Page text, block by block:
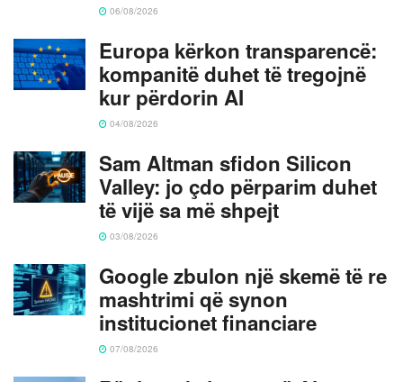
06/08/2026
Europa kërkon transparencë:
kompanitë duhet të tregojnë
kur përdorin AI
04/08/2026
Sam Altman sfidon Silicon
Valley: jo çdo përparim duhet
të vijë sa më shpejt
03/08/2026
Google zbulon një skemë të re
mashtrimi që synon
institucionet financiare
07/08/2026